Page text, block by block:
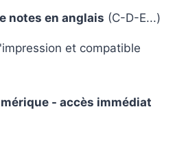
notes en anglais (C-D-E...)
et compatible
- accès immédiat